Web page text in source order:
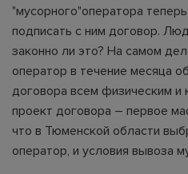
"мусорного"оператора
подписать с ним договор.
законно ли это? На самом
оператор в течение месяца
договора всем физическим
проект договора – первое
что в Тюменской области
оператор, и условия вывоза